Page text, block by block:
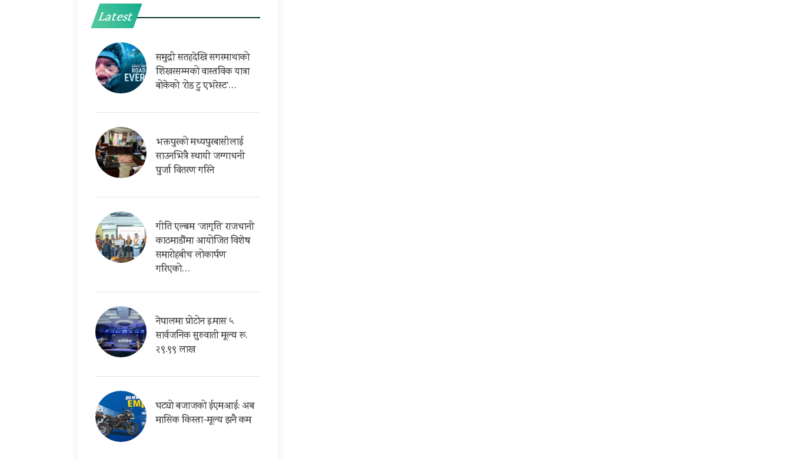
Latest
समुद्री सतहदेखि सगरमाथाको
शिखरसम्मको वास्तविक यात्रा
बोकेको ‘रोड टु एभरेस्ट’…
भक्तपुरको मध्यपुरबासीलाई
साउनभित्रै स्थायी जग्गाधनी
पुर्जा वितरण गरिने
गीति एल्बम ‘जागृति’ राजधानी
काठमाडौंमा आयोजित विशेष
समारोहबीच लोकार्पण
गरिएको…
नेपालमा प्रोटोन इ.मास ५
सार्वजनिक सुरुवाती मूल्य रू.
२९.९९ लाख
घट्यो बजाजको ईएमआई: अब
मासिक किस्ता-मूल्य झनै कम